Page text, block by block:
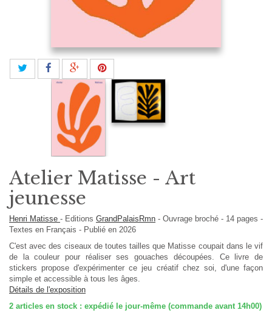
Atelier Matisse - Art
jeunesse
Henri Matisse - Editions GrandPalaisRmn - Ouvrage broché - 14 pages -
Textes en Français - Publié en 2026
C'est avec des ciseaux de toutes tailles que Matisse coupait dans le vif
de la couleur pour réaliser ses gouaches découpées. Ce livre de
stickers propose d'expérimenter ce jeu créatif chez soi, d'une façon
simple et accessible à tous les âges.
Détails de l'exposition
2 articles en stock : expédié le jour-même (commande avant 14h00)